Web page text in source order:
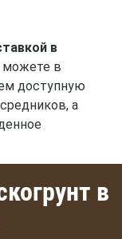
в
можете в
доступную
а
в